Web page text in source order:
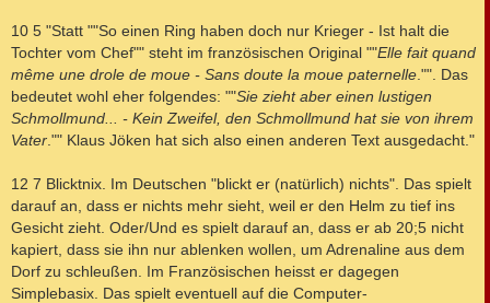
10 5 "Statt ""So einen Ring haben doch nur Krieger - Ist halt die
Tochter vom Chef"" steht im französischen Original ""Elle fait quand
même une drole de moue - Sans doute la moue paternelle ."". Das
bedeutet wohl eher folgendes: ""Sie zieht aber einen lustigen
Schmollmund... - Kein Zweifel, den Schmollmund hat sie von ihrem
Vater ."" Klaus Jöken hat sich also einen anderen Text ausgedacht."
12 7 Blicktnix. Im Deutschen "blickt er (natürlich) nichts". Das spielt
darauf an, dass er nichts mehr sieht, weil er den Helm zu tief ins
Gesicht zieht. Oder/Und es spielt darauf an, dass er ab 20;5 nicht
kapiert, dass sie ihn nur ablenken wollen, um Adrenaline aus dem
Dorf zu schleußen. Im Französischen heisst er dagegen
Simplebasix. Das spielt eventuell auf die Computer-